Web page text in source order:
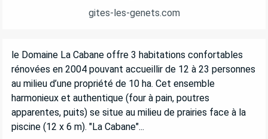
gites-les-genets.com
DESCRIPTION
le Domaine La Cabane offre 3 habitations confortables
rénovées en 2004 pouvant accueillir de 12 à 23 personnes
au milieu d’une propriété de 10 ha. Cet ensemble
harmonieux et authentique (four à pain, poutres
apparentes, puits) se situe au milieu de prairies face à la
piscine (12 x 6 m). "La Cabane"...